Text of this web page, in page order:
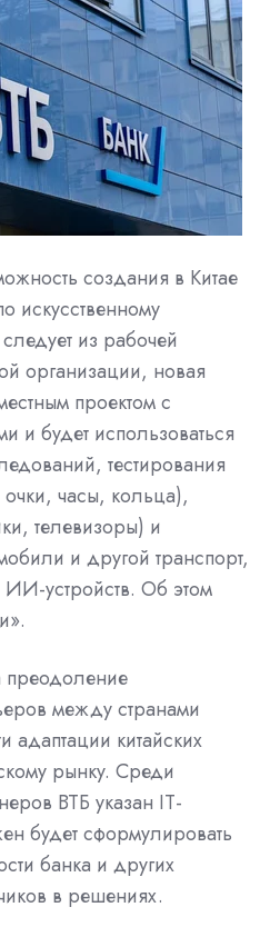
создания в Китае
искусственному
из рабочей
организации, новая
проектом с
и будет использоваться
тестирования
часы, кольца),
телевизоры) и
и другой транспорт,
ИИ-устройств. Об этом
преодоление
между странами
адаптации китайских
рынку. Среди
ВТБ указан IT-
будет сформулировать
банка и других
в решениях.